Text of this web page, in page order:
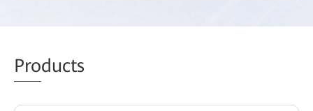
Products